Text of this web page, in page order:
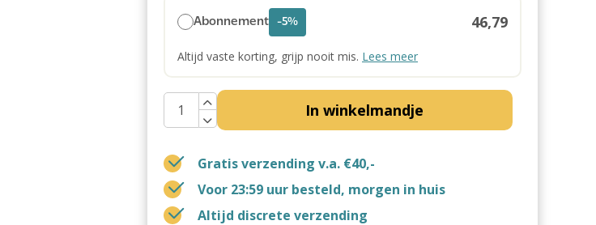
Abonnement -5% 46,79
Altijd vaste korting, grijp nooit mis. Lees meer
In winkelmandje
Gratis verzending v.a. €40,-
Voor 23:59 uur besteld, morgen in huis
Altijd discrete verzending